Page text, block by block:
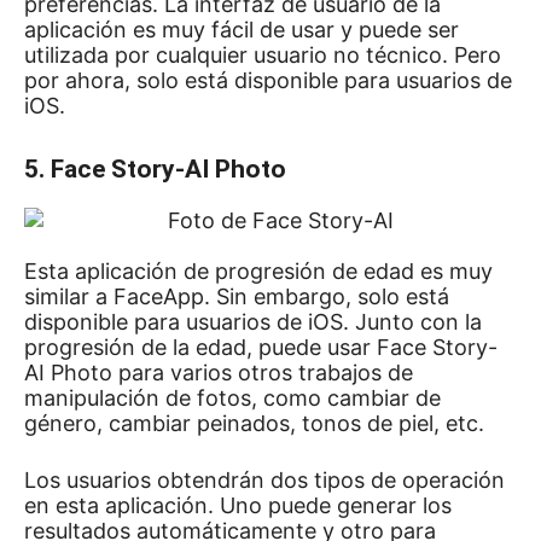
aplicación es muy fácil de usar y puede ser
utilizada por cualquier usuario no técnico. Pero
por ahora, solo está disponible para usuarios de
iOS.
5. Face Story-AI Photo
Esta aplicación de progresión de edad es muy
similar a FaceApp. Sin embargo, solo está
disponible para usuarios de iOS. Junto con la
progresión de la edad, puede usar Face Story-
AI Photo para varios otros trabajos de
manipulación de fotos, como cambiar de
género, cambiar peinados, tonos de piel, etc.
Los usuarios obtendrán dos tipos de operación
en esta aplicación. Uno puede generar los
resultados automáticamente y otro para